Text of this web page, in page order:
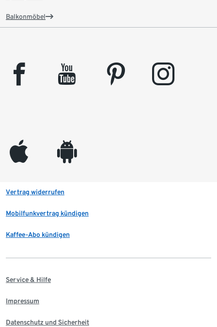
Balkonmöbel
facebook youtube pinterest instagram
appleinc android
Vertrag widerrufen
Mobilfunkvertrag kündigen
Kaffee-Abo kündigen
Service & Hilfe
Impressum
Datenschutz und Sicherheit